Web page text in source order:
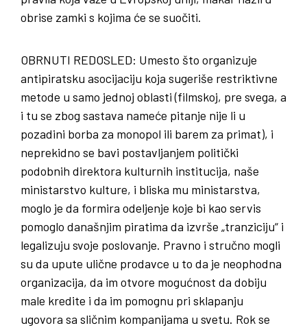
obrise zamki s kojima će se suočiti.
OBRNUTI REDOSLED: Umesto što organizuje
antipiratsku asocijaciju koja sugeriše restriktivne
metode u samo jednoj oblasti (filmskoj, pre svega, a
i tu se zbog sastava nameće pitanje nije li u
pozadini borba za monopol ili barem za primat), i
neprekidno se bavi postavljanjem politički
podobnih direktora kulturnih institucija, naše
ministarstvo kulture, i bliska mu ministarstva,
moglo je da formira odeljenje koje bi kao servis
pomoglo današnjim piratima da izvrše „tranziciju“ i
legalizuju svoje poslovanje. Pravno i stručno mogli
su da upute ulične prodavce u to da je neophodna
organizacija, da im otvore mogućnost da dobiju
male kredite i da im pomognu pri sklapanju
ugovora sa sličnim kompanijama u svetu. Rok se